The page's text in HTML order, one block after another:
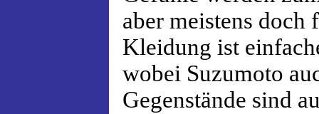
aber meistens doch
Kleidung ist
wobei Suzumoto
Gegenstände sind